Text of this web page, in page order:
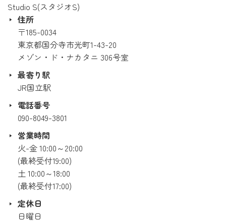
Studio S(スタジオS)
住所
〒185-0034
東京都国分寺市光町1-43-20
メゾン・ド・ナカタニ 306号室
最寄り駅
JR国立駅
電話番号
090-8049-3801
営業時間
火-金 10:00～20:00
(最終受付19:00)
土 10:00～18:00
(最終受付17:00)
定休日
日曜日